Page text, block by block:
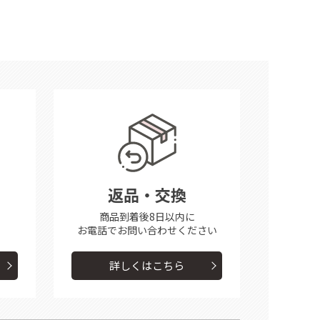
返品・交換
商品到着後8日以内に
お電話でお問い合わせください
詳しくはこちら